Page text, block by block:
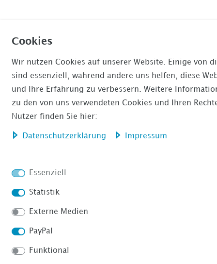
Cookies
Wir nutzen Cookies auf unserer Website. Einige von
sind essenziell, während andere uns helfen, diese
und Ihre Erfahrung zu verbessern. Weitere
zu den von uns verwendeten Cookies und Ihren
Nutzer finden Sie hier:
Daten­schutz­erklärung Impressum
Essenziell
Statistik
Externe Medien
PayPal
Funktional